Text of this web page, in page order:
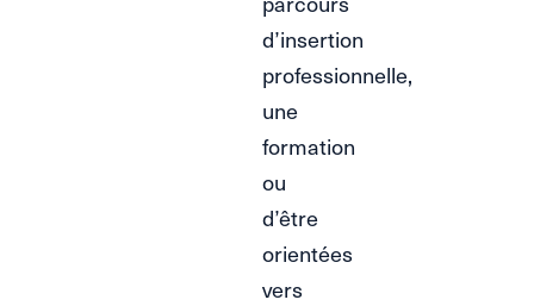
d’insertion
professionnelle,
une
formation
ou
d’être
orientées
vers